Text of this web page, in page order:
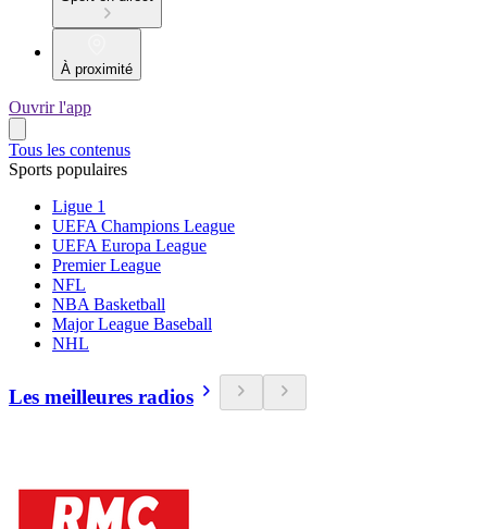
À proximité
Ouvrir l'app
Tous les contenus
Sports populaires
Ligue 1
UEFA Champions League
UEFA Europa League
Premier League
NFL
NBA Basketball
Major League Baseball
NHL
Les meilleures radios